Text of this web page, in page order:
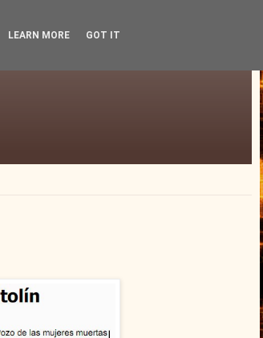
LEARN MORE GOT IT